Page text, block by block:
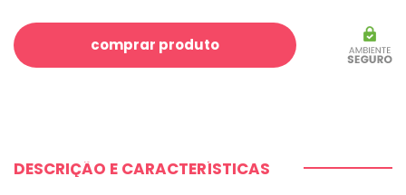
comprar produto
DESCRIÇÃO E CARACTERÍSTICAS